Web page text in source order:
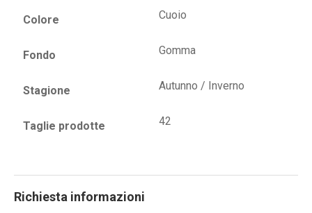
Colore Cuoio
Fondo Gomma
Stagione Autunno / Inverno
Taglie prodotte 42
Richiesta informazioni